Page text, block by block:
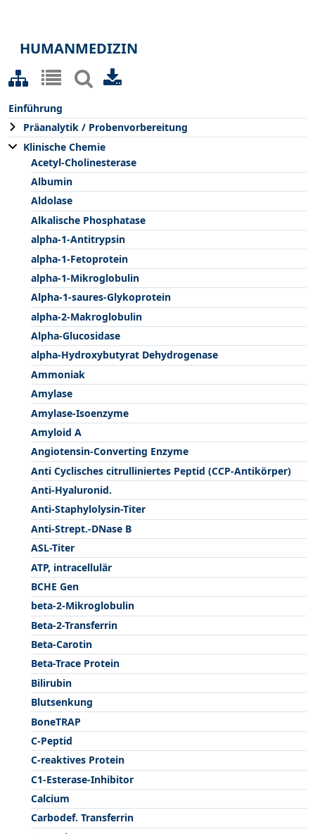
HUMANMEDIZIN
Einführung
Präanalytik / Probenvorbereitung
Klinische Chemie
Acetyl-Cholinesterase
Albumin
Aldolase
Alkalische Phosphatase
alpha-1-Antitrypsin
alpha-1-Fetoprotein
alpha-1-Mikroglobulin
Alpha-1-saures-Glykoprotein
alpha-2-Makroglobulin
Alpha-Glucosidase
alpha-Hydroxybutyrat Dehydrogenase
Ammoniak
Amylase
Amylase-Isoenzyme
Amyloid A
Angiotensin-Converting Enzyme
Anti Cyclisches citrulliniertes Peptid (CCP-Antikörper)
Anti-Hyaluronid.
Anti-Staphylolysin-Titer
Anti-Strept.-DNase B
ASL-Titer
ATP, intracellulär
BCHE Gen
beta-2-Mikroglobulin
Beta-2-Transferrin
Beta-Carotin
Beta-Trace Protein
Bilirubin
Blutsenkung
BoneTRAP
C-Peptid
C-reaktives Protein
C1-Esterase-Inhibitor
Calcium
Carbodef. Transferrin